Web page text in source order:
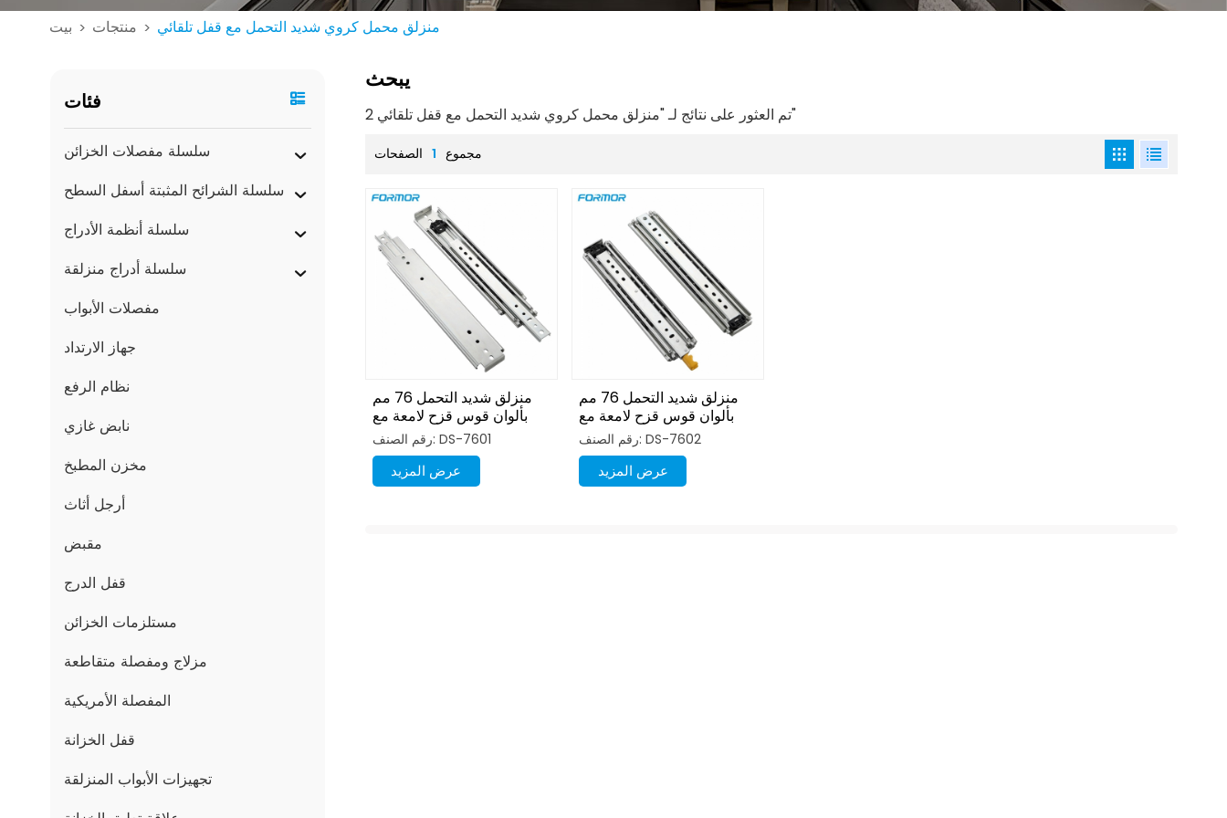
بيت > منتجات > منزلق محمل كروي شديد التحمل مع قفل تلقائي
فئات
سلسلة مفصلات الخزائن
سلسلة الشرائح المثبتة أسفل السطح
سلسلة أنظمة الأدراج
سلسلة أدراج منزلقة
مفصلات الأبواب
جهاز الارتداد
نظام الرفع
نابض غازي
مخزن المطبخ
أرجل أثاث
مقبض
قفل الدرج
مستلزمات الخزائن
مزلاج ومفصلة متقاطعة
المفصلة الأمريكية
قفل الخزانة
تجهيزات الأبواب المنزلقة
يبحث
2 تم العثور على نتائج لـ "منزلق محمل كروي شديد التحمل مع قفل تلقائي"
مجموع 1 الصفحات
منزلق شديد التحمل 76 مم
بألوان قوس قزح لامعة مع
قفل
رقم الصنف: DS-7601
عرض المزيد
منزلق شديد التحمل 76 مم
بألوان قوس قزح لامعة مع
قفل
رقم الصنف: DS-7602
عرض المزيد